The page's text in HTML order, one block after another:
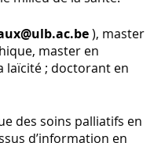
), master
master en
laïcité ; doctorant en
des soins palliatifs en
d’information en